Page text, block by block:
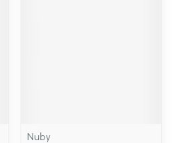
Nuby